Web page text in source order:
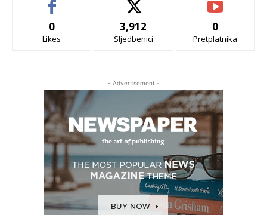
0
Likes
3,912
Sljedbenici
0
Pretplatnika
- Advertisement -